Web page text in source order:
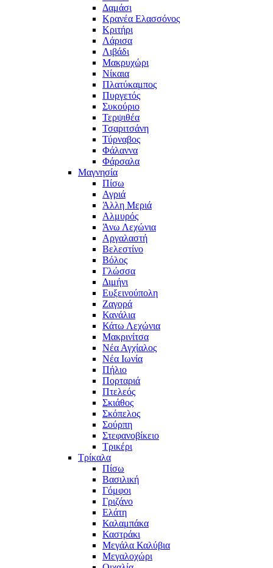
Δαμάσι
Κρανέα Ελασσόνος
Κριτήρι
Λάρισα
Λιβάδι
Μακρυχώρι
Νίκαια
Πλατύκαμπος
Πυργετός
Συκούριο
Τερψιθέα
Τσαριτσάνη
Τύρναβος
Φάλαννα
Φάρσαλα
Μαγνησία
Πίσω
Αγριά
Άλλη Μεριά
Αλμυρός
Άνω Λεχώνια
Αργαλαστή
Βελεστίνο
Βόλος
Γλώσσα
Διμήνι
Ευξεινούπολη
Ζαγορά
Κανάλια
Κάτω Λεχώνια
Μακρινίτσα
Νέα Αγχίαλος
Νέα Ιωνία
Πήλιο
Πορταριά
Πτελεός
Σκιάθος
Σκόπελος
Σούρπη
Στεφανοβίκειο
Τρικέρι
Τρίκαλα
Πίσω
Βασιλική
Γόμφοι
Γριζάνο
Ελάτη
Καλαμπάκα
Καστράκι
Μεγάλα Καλύβια
Μεγαλοχώρι